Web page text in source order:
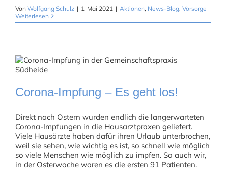
Von Wolfgang Schulz | 1. Mai 2021 | Aktionen, News-Blog, Vorsorge
Weiterlesen
Corona-Impfung – Es geht los!
Direkt nach Ostern wurden endlich die langerwarteten
Corona-Impfungen in die Hausarztpraxen geliefert.
Viele Hausärzte haben dafür ihren Urlaub unterbrochen,
weil sie sehen, wie wichtig es ist, so schnell wie möglich
so viele Menschen wie möglich zu impfen. So auch wir,
in der Osterwoche waren es die ersten 91 Patienten.